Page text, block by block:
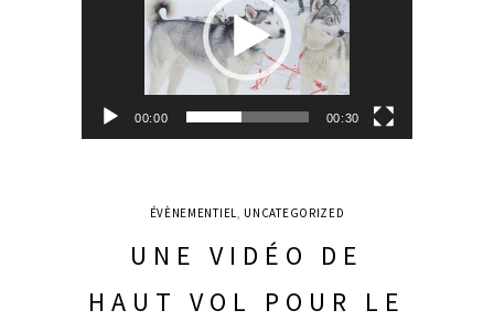
00:00 00:30
ÉVÈNEMENTIEL, UNCATEGORIZED
UNE VIDÉO DE
HAUT VOL POUR LE